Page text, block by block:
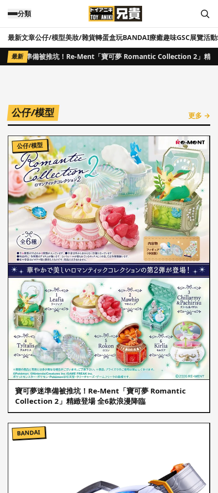
分類
最新文章公仔/模型美妝/雜貨轉蛋盒玩BANDAI療癒趣味GSC展覽活動
最新
夢迷準備被推坑！Re-Ment「寶可夢 Romantic Collection 2」精緻
1
寶可夢指人形迎30周年第3彈！皮卡丘
日常與三世代御三家精緻登場
公仔/模型 更多 →
公仔/模型
寶可夢迷準備被推坑！Re-Ment「寶可夢 Romantic
Collection 2」精緻登場 全6款浪漫降臨
BANDAI